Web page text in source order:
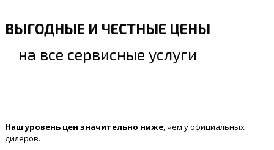
ВЫГОДНЫЕ И ЧЕСТНЫЕ ЦЕНЫ
на все сервисные услуги
Наш уровень цен значительно ниже , чем у официальных
дилеров.